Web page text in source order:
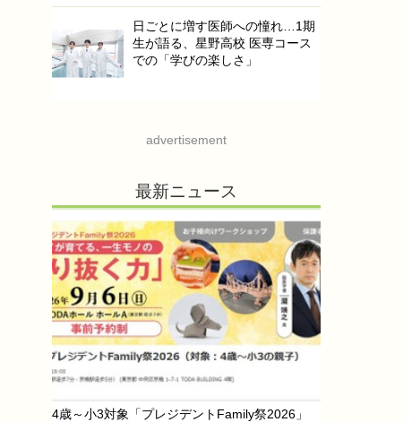
日ごとに増す医師への憧れ…1期
生が語る、星野高校 医専コース
での「学びの楽しさ」
advertisement
最新ニュース
4歳～小3対象「プレジデントFamily祭2026」